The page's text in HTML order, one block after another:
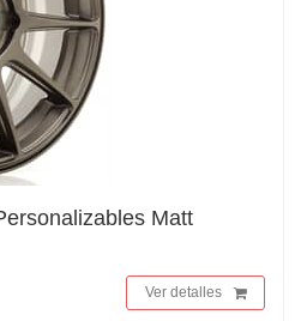
Matt
Ver detalles